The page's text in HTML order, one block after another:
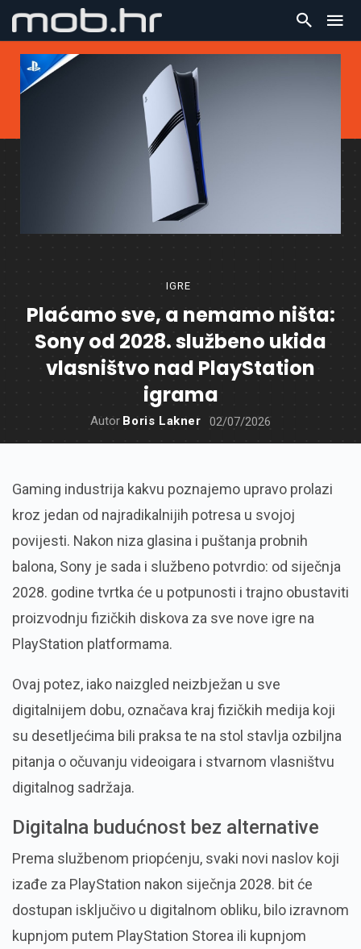
IGRE
Plaćamo sve, a nemamo ništa:
Sony od 2028. službeno ukida
vlasništvo nad PlayStation
igrama
Autor Boris Lakner 02/07/2026
Gaming industrija kakvu poznajemo upravo prolazi
kroz jedan od najradikalnijih potresa u svojoj
povijesti. Nakon niza glasina i puštanja probnih
balona, Sony je sada i službeno potvrdio: od siječnja
2028. godine tvrtka će u potpunosti i trajno obustaviti
proizvodnju fizičkih diskova za sve nove igre na
PlayStation platformama.
Ovaj potez, iako naizgled neizbježan u sve
digitalnijem dobu, označava kraj fizičkih medija koji
su desetljećima bili praksa te na stol stavlja ozbiljna
pitanja o očuvanju videoigara i stvarnom vlasništvu
digitalnog sadržaja.
Digitalna budućnost bez alternative
Prema službenom priopćenju, svaki novi naslov koji
izađe za PlayStation nakon siječnja 2028. bit će
dostupan isključivo u digitalnom obliku, bilo izravnom
kupnjom putem PlayStation Storea ili kupnjom